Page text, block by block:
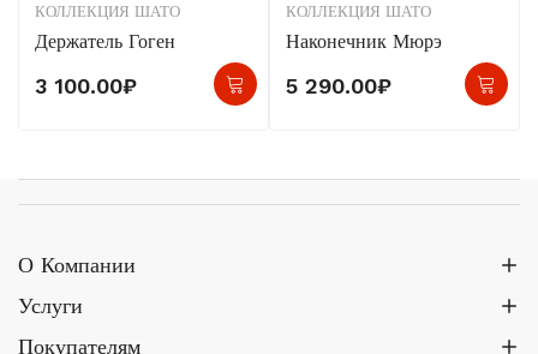
КОЛЛЕКЦИЯ ШАТО
Держатель Гоген
3 100.00₽
КОЛЛЕКЦИЯ ШАТО
Наконечник Мюрэ
5 290.00₽
О Компании
Услуги
Покупателям